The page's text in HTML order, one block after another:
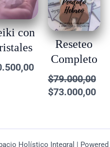
con
Reseteo
Completo
$79.000,00
era:
$79.000,00.
$73.000,00
es:
Holístico Integral | Powered